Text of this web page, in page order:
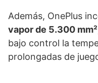
Además, OnePlus
vapor de 5.300 mm²
bajo control la
prolongadas de